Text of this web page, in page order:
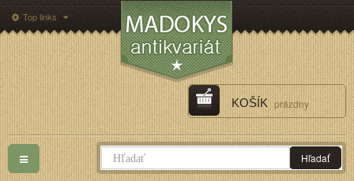
Top links
Hľadať
KOŠÍK prázdny
Toggle
navigation